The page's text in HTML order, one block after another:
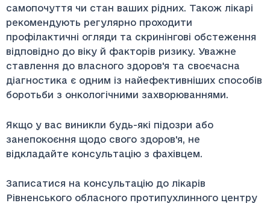
самопочуття чи стан ваших рідних. Також лікарі
рекомендують регулярно проходити
профілактичні огляди та скринінгові обстеження
відповідно до віку й факторів ризику. Уважне
ставлення до власного здоров'я та своєчасна
діагностика є одним із найефективніших способів
боротьби з онкологічними захворюваннями.
Якщо у вас виникли будь-які підозри або
занепокоєння щодо свого здоров'я, не
відкладайте консультацію з фахівцем.
Записатися на консультацію до лікарів
Рівненського обласного протипухлинного центру